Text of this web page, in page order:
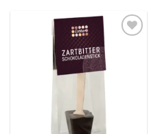
Wunschliste